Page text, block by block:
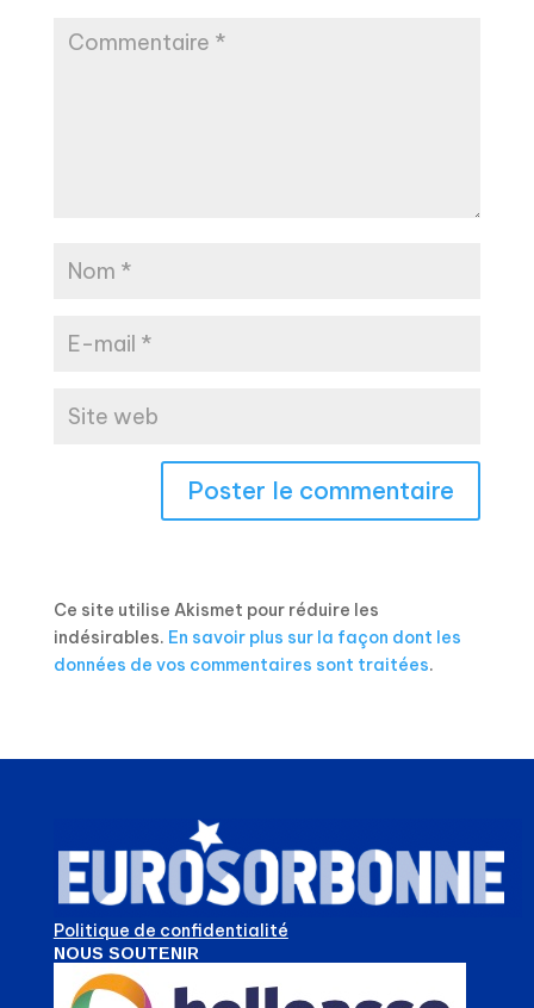
Ce site utilise Akismet pour réduire les
indésirables. En savoir plus sur la façon dont les
données de vos commentaires sont traitées.
Politique de confidentialité
NOUS SOUTENIR